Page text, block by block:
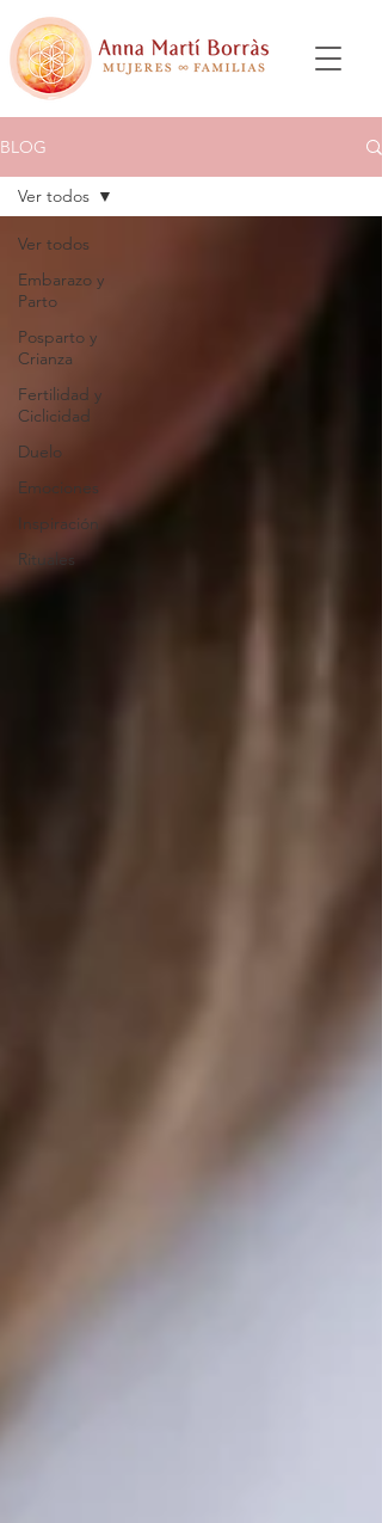
BLOG
Ver todos
Embarazo y
Parto
Posparto y
Crianza
Fertilidad y
Ciclicidad
Duelo
Emociones
Inspiración
Rituales
Ver todos